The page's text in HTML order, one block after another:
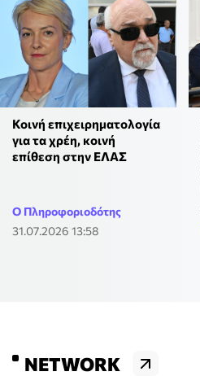
Κοινή επιχειρηματολογία
για τα χρέη, κοινή
επίθεση στην ΕΛΑΣ
Ο Πληροφοριοδότης
31.07.2026 13:58
NETWORK